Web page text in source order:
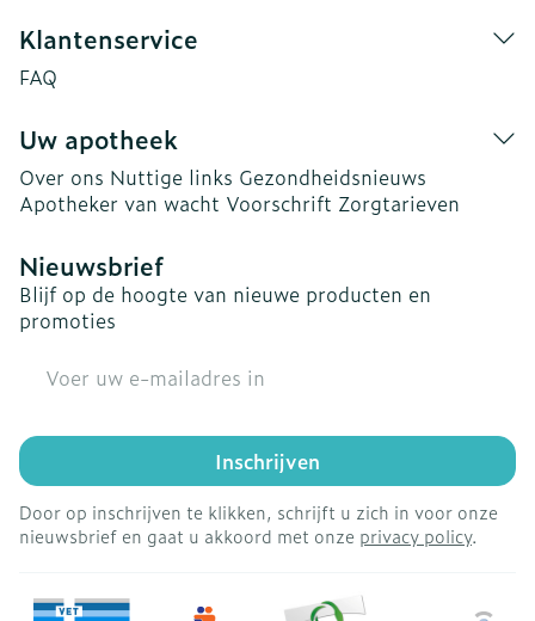
Klantenservice
FAQ
Uw apotheek
Over ons Nuttige links Gezondheidsnieuws
Apotheker van wacht Voorschrift Zorgtarieven
Nieuwsbrief
Blijf op de hoogte van nieuwe producten en
promoties
Inschrijven
Door op inschrijven te klikken, schrijft u zich in voor onze
nieuwsbrief en gaat u akkoord met onze privacy policy.